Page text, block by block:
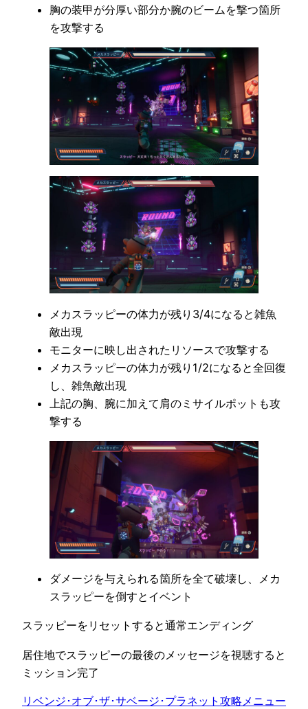
胸の装甲が分厚い部分か腕のビームを撃つ箇所
を攻撃する
メカスラッピーの体力が残り3/4になると雑魚
敵出現
モニターに映し出されたリソースで攻撃する
メカスラッピーの体力が残り1/2になると全回復
し、雑魚敵出現
上記の胸、腕に加えて肩のミサイルポットも攻
撃する
ダメージを与えられる箇所を全て破壊し、メカ
スラッピーを倒すとイベント
スラッピーをリセットすると通常エンディング
居住地でスラッピーの最後のメッセージを視聴すると
ミッション完了
リベンジ･オブ･ザ･サベージ･プラネット攻略メニュー